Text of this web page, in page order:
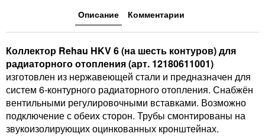
Описание Комментарии
Коллектор Rehau HKV 6 (на шесть контуров) для
радиаторного отопления (арт. 12180611001)
изготовлен из нержавеющей стали и предназначен для
систем 6-контурного радиаторного отопления. Снабжён
вентильными регулировочными вставками. Возможно
подключение с обеих сторон. Трубы смонтированы на
звукоизолирующих оцинкованных кронштейнах.